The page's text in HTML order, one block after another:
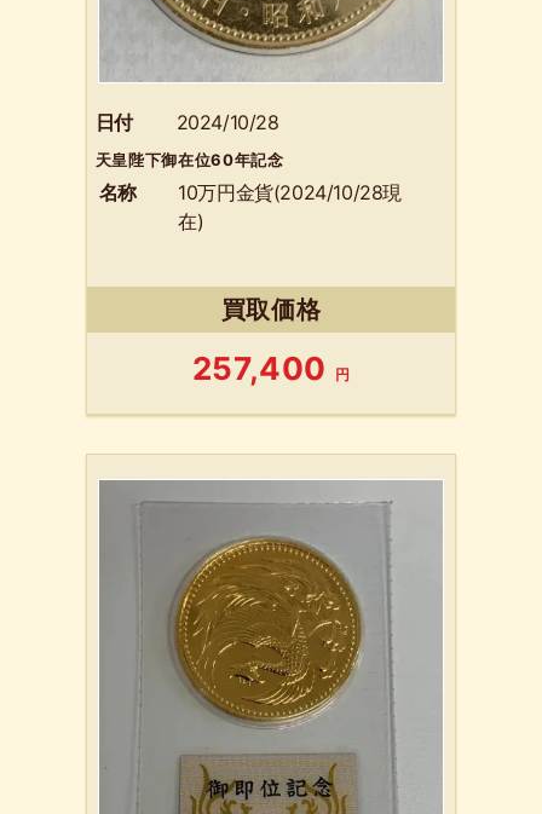
日付 2024/10/28
天皇陛下御在位60年記念
名称
10万円金貨(2024/10/28現
在)
買取価格
257,400 円